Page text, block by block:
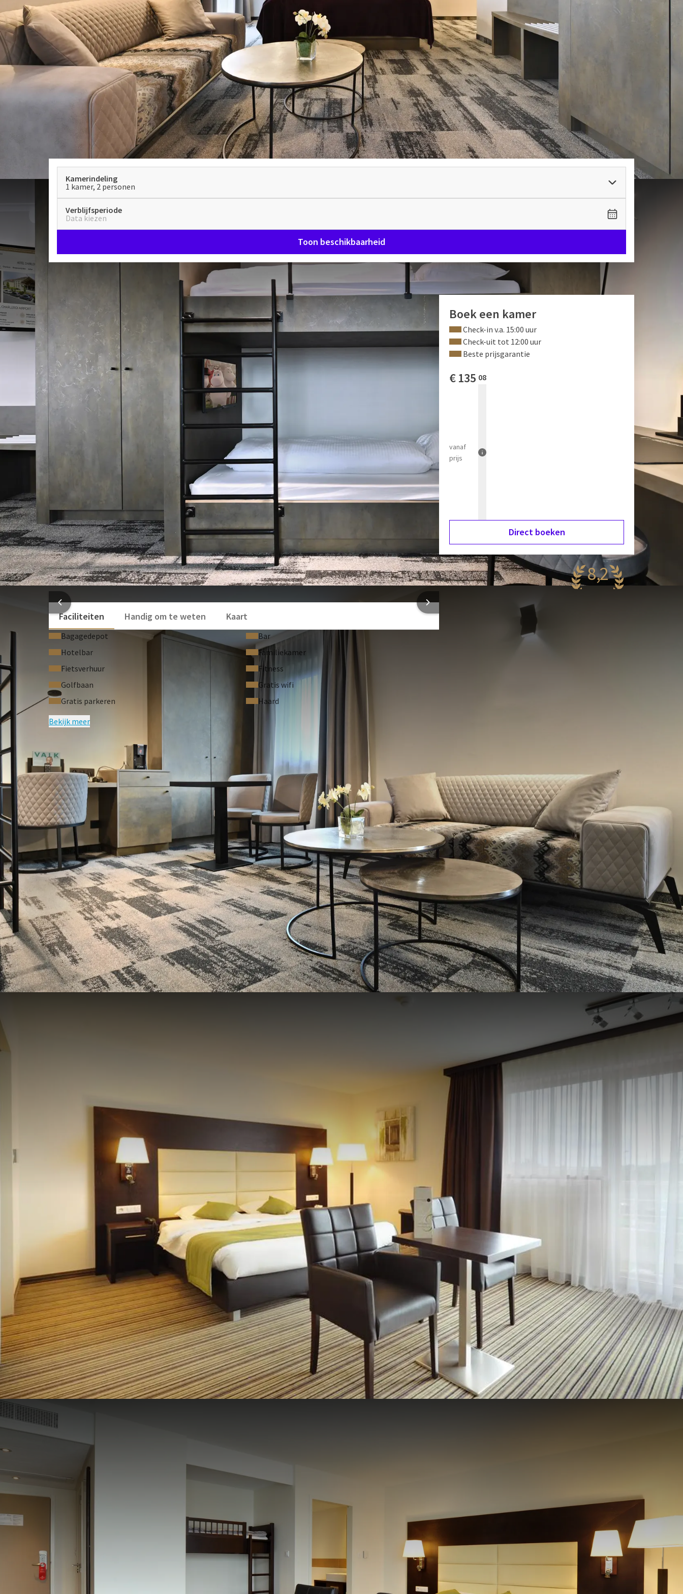
Kamerindeling
1 kamer, 2 personen
Verblijfsperiode
Data kiezen
Toon beschikbaarheid
Family kamer
SUITES
Stapelbed Regendouche
Check-in v.a. 15:00 uur
De familiekamers hebben een groot tweepersoonsbed en een stapelbed voor maximum twee kinderen.
Ze beschikken over een balkon, thee- en koffiefaciliteiten en een kluisje.
U vindt er ook een bureau, een fauteuil, een 32" inch LCD-TV en een telefoon.
De badkamer heeft een bad of douche, een haardroger en een welkomstpakket. De toiletten zijn gescheiden voor
meer comfort.
Een kinderbedje kan op aanvraag worden geplaatst (5 € / per nacht)
Creditcard wordt gevraagd bij check-in voor waarborg.
Extra's
Gratis WiFi
Gratis parkeer alleen gedurende uw verblijf bij ons!
Gratis toegang tot onze fitness ruimte
Welkomstdrankje (cava, bier of koffie) bij aankomst
KAMER FACILITEITEN
Tweepersoonsbed
Badkamer
Ligbad en/of douche
Apart toilet
Föhn
Bekijk meer
Boek een kamer
Check-in v.a. 15:00 uur
Check-uit tot 12:00 uur
Beste prijsgarantie
€135 08
vanaf
prijs
Direct boeken
8,2
Erg mooi
493 reviews
Faciliteiten
Handig om te weten Kaart
Bagagedepot
Bar
Hotelbar
Familiekamer
Fietsverhuur
Fitness
Golfbaan
Gratis wifi
Gratis parkeren
Haard
Bekijk meer